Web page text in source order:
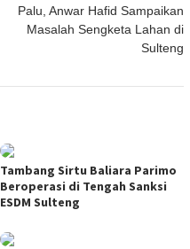
Palu, Anwar Hafid Sampaikan
Masalah Sengketa Lahan di
Sulteng
Tambang Sirtu Baliara Parimo
Beroperasi di Tengah Sanksi
ESDM Sulteng